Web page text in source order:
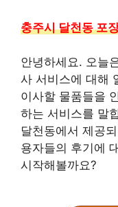
충주시 달천동 포
안녕하세요. 오늘
사 서비스에 대해
이사할 물품들을
하는 서비스를 말
달천동에서 제공
용자들의 후기에
시작해볼까요?